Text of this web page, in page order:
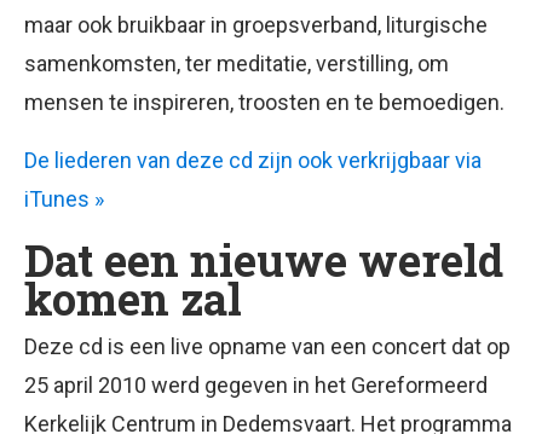
maar ook bruikbaar in groepsverband, liturgische
samenkomsten, ter meditatie, verstilling, om
mensen te inspireren, troosten en te bemoedigen.
De liederen van deze cd zijn ook verkrijgbaar via
iTunes »
Dat een nieuwe wereld
komen zal
Deze cd is een live opname van een concert dat op
25 april 2010 werd gegeven in het Gereformeerd
Kerkelijk Centrum in Dedemsvaart. Het programma